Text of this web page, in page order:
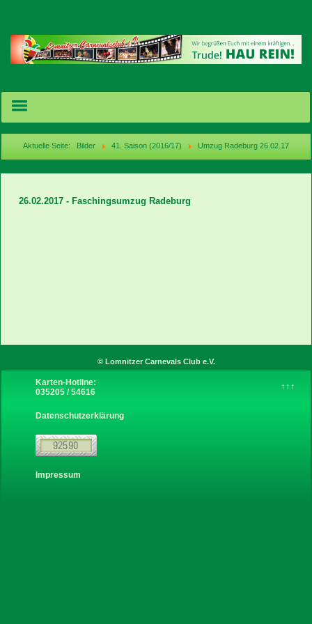
Termine/Karten
News
Sponsoren
Links
Aktuelle Seite: Bilder 41. Saison (2016/17) Umzug Radeburg 26.02.17
26.02.2017 - Faschingsumzug Radeburg
© Lomnitzer Carnevals Club e.V.
↑↑↑
Karten-Hotline:
035205 / 54616
Datenschutzerklärung
Impressum